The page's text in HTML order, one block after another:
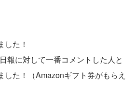
した！
報に対して一番コメントした人と
した！（Amazonギフト券がもらえ